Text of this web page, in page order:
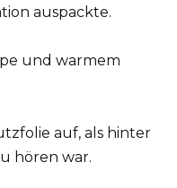
auspackte.
und warmem
auf, als hinter
hören war.